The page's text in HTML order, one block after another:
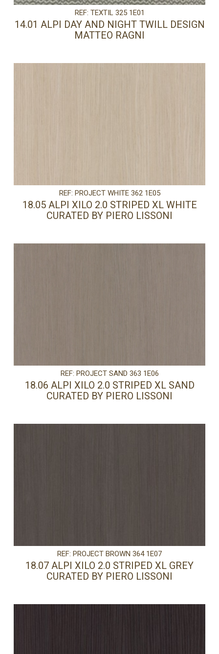
REF: TEXTIL 325 1E01
14.01 ALPI DAY AND NIGHT TWILL DESIGN
MATTEO RAGNI
REF: PROJECT WHITE 362 1E05
18.05 ALPI XILO 2.0 STRIPED XL WHITE
CURATED BY PIERO LISSONI
REF: PROJECT SAND 363 1E06
18.06 ALPI XILO 2.0 STRIPED XL SAND
CURATED BY PIERO LISSONI
REF: PROJECT BROWN 364 1E07
18.07 ALPI XILO 2.0 STRIPED XL GREY
CURATED BY PIERO LISSONI